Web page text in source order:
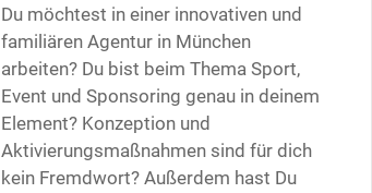
Du möchtest in einer innovativen und
familiären Agentur in München
arbeiten? Du bist beim Thema Sport,
Event und Sponsoring genau in deinem
Element? Konzeption und
Aktivierungsmaßnahmen sind für dich
kein Fremdwort? Außerdem hast Du